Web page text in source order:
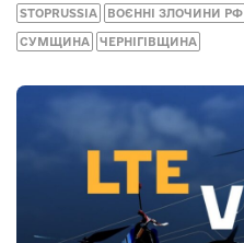
STOPRUSSIA ВОЄННІ ЗЛОЧИНИ РФ
СУМЩИНА ЧЕРНІГІВЩИНА